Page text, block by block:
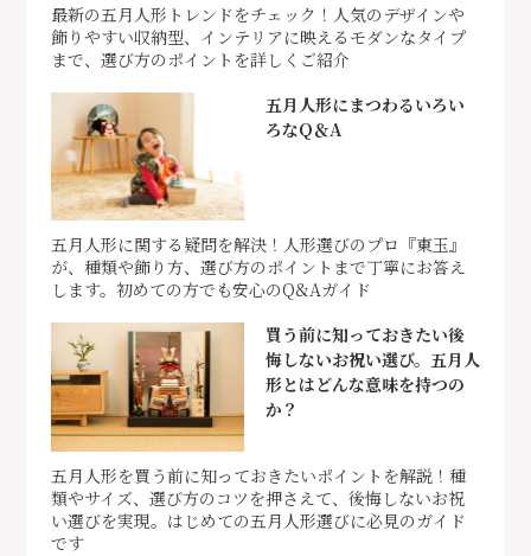
最新の五月人形トレンドをチェック！人気のデザインや
飾りやすい収納型、インテリアに映えるモダンなタイプ
まで、選び方のポイントを詳しくご紹介
五月人形にまつわるいろい
ろなQ＆A
五月人形に関する疑問を解決！人形選びのプロ『東玉』
が、種類や飾り方、選び方のポイントまで丁寧にお答え
します。初めての方でも安心のQ&Aガイド
買う前に知っておきたい後
悔しないお祝い選び。五月人
形とはどんな意味を持つの
か？
五月人形を買う前に知っておきたいポイントを解説！種
類やサイズ、選び方のコツを押さえて、後悔しないお祝
い選びを実現。はじめての五月人形選びに必見のガイド
です